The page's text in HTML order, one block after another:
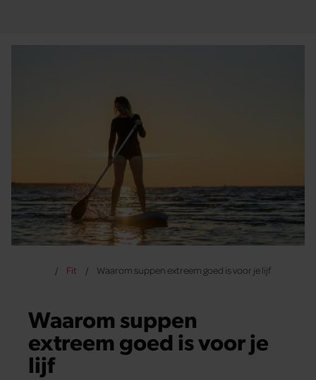
Fit Waarom suppen extreem goed is voor je lijf
Waarom suppen
extreem goed is voor je
lijf